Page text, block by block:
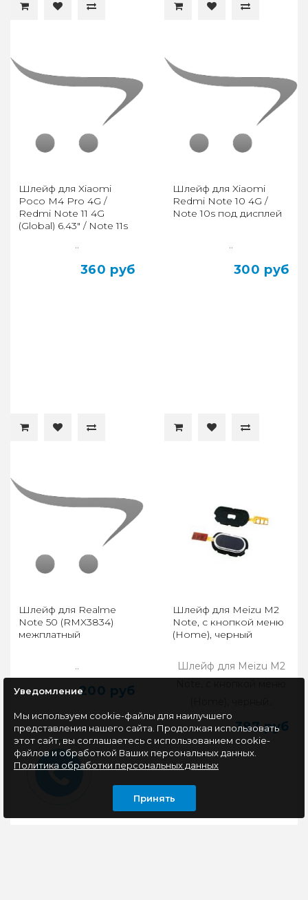
Шлейф для Xiaomi
Poco M4 Pro 4G /
Redmi Note 11 4G
(Global) 6.43" / Note 11s
..
360 руб
Шлейф для Xiaomi
Redmi Note 10 4G /
Note 10s под дисплей
..
300 руб
Шлейф для Realme
Note 50 (RMX3834)
межплатный
..
200 руб
Шлейф для Meizu M2
Note, с кнопкой меню
(Home), черный
Шлейф для Meizu M2
387 руб
Уведомление
Мы используем cookie-файлы для наилучшего
представления нашего сайта. Продолжая использовать
этот сайт, вы соглашаетесь с использованием cookie-
файлов и обработкой Ваших персональных данных.
Политика обработки персональных данных
Принять